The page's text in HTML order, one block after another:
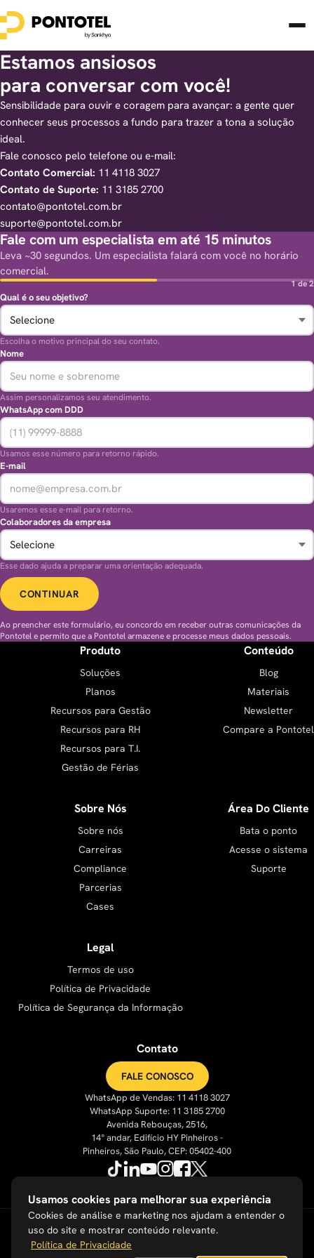
Estamos ansiosos
para conversar com você!
Sensibilidade para ouvir e coragem para avançar: a gente quer
conhecer seus processos a fundo para trazer a tona a solução
ideal.
Fale conosco pelo telefone ou e-mail:
Contato Comercial: 11 4118 3027
Contato de Suporte: 11 3185 2700
contato@pontotel.com.br
suporte@pontotel.com.br
Fale com um especialista em até 15 minutos
Leva ~30 segundos. Um especialista falará com você no horário
comercial.
1 de 2
Qual é o seu objetivo?
Escolha o motivo principal do seu contato.
Nome
Assim personalizamos seu atendimento.
WhatsApp com DDD
Usamos esse número para retorno rápido.
E-mail
Usaremos esse e-mail para retorno.
Colaboradores da empresa
Esse dado ajuda a preparar uma orientação adequada.
CONTINUAR
Ao preencher este formulário, eu concordo em receber outras comunicações da
Pontotel e permito que a Pontotel armazene e processe meus dados pessoais.
Produto
Soluções
Planos
Recursos para Gestão
Recursos para RH
Recursos para T.I.
Gestão de Férias
Conteúdo
Blog
Materiais
Newsletter
Compare a Pontotel
Sobre Nós
Sobre nós
Carreiras
Compliance
Parcerias
Cases
Área Do Cliente
Bata o ponto
Acesse o sistema
Suporte
Legal
Termos de uso
Política de Privacidade
Política de Segurança da Informação
Contato
FALE CONOSCO
WhatsApp de Vendas: 11 4118 3027
WhatsApp Suporte: 11 3185 2700
Avenida Rebouças, 2516,
14° andar, Edifício HY Pinheiros -
Pinheiros, São Paulo, CEP: 05402-400
Usamos cookies para melhorar sua experiência
Cookies de análise e marketing nos ajudam a entender o
uso do site e mostrar conteúdo relevante.
Política de Privacidade